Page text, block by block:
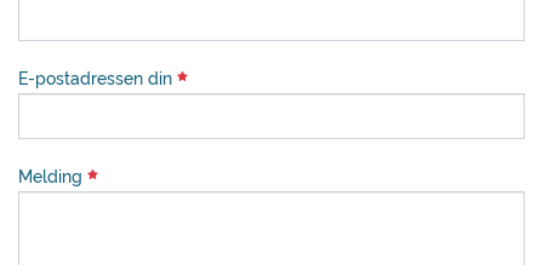
E-postadressen din
Melding